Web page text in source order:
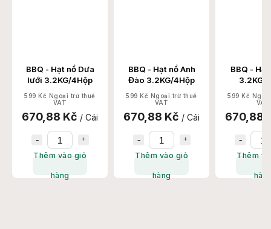
/ Cái
BBQ - Hạt nổ Anh
Đào 3.2KG/4Hộp
599 Kč Ngoại trừ thuế
670,88 Kč / Cái
Thêm vào giỏ
BBQ - Hạt nổ Vải
3.2KG/4Hộp
599 Kč Ngoại trừ thuế
670,88 Kč / Cái
Thêm vào giỏ
578